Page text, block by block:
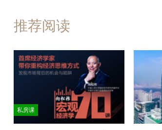
推荐阅读
私房课